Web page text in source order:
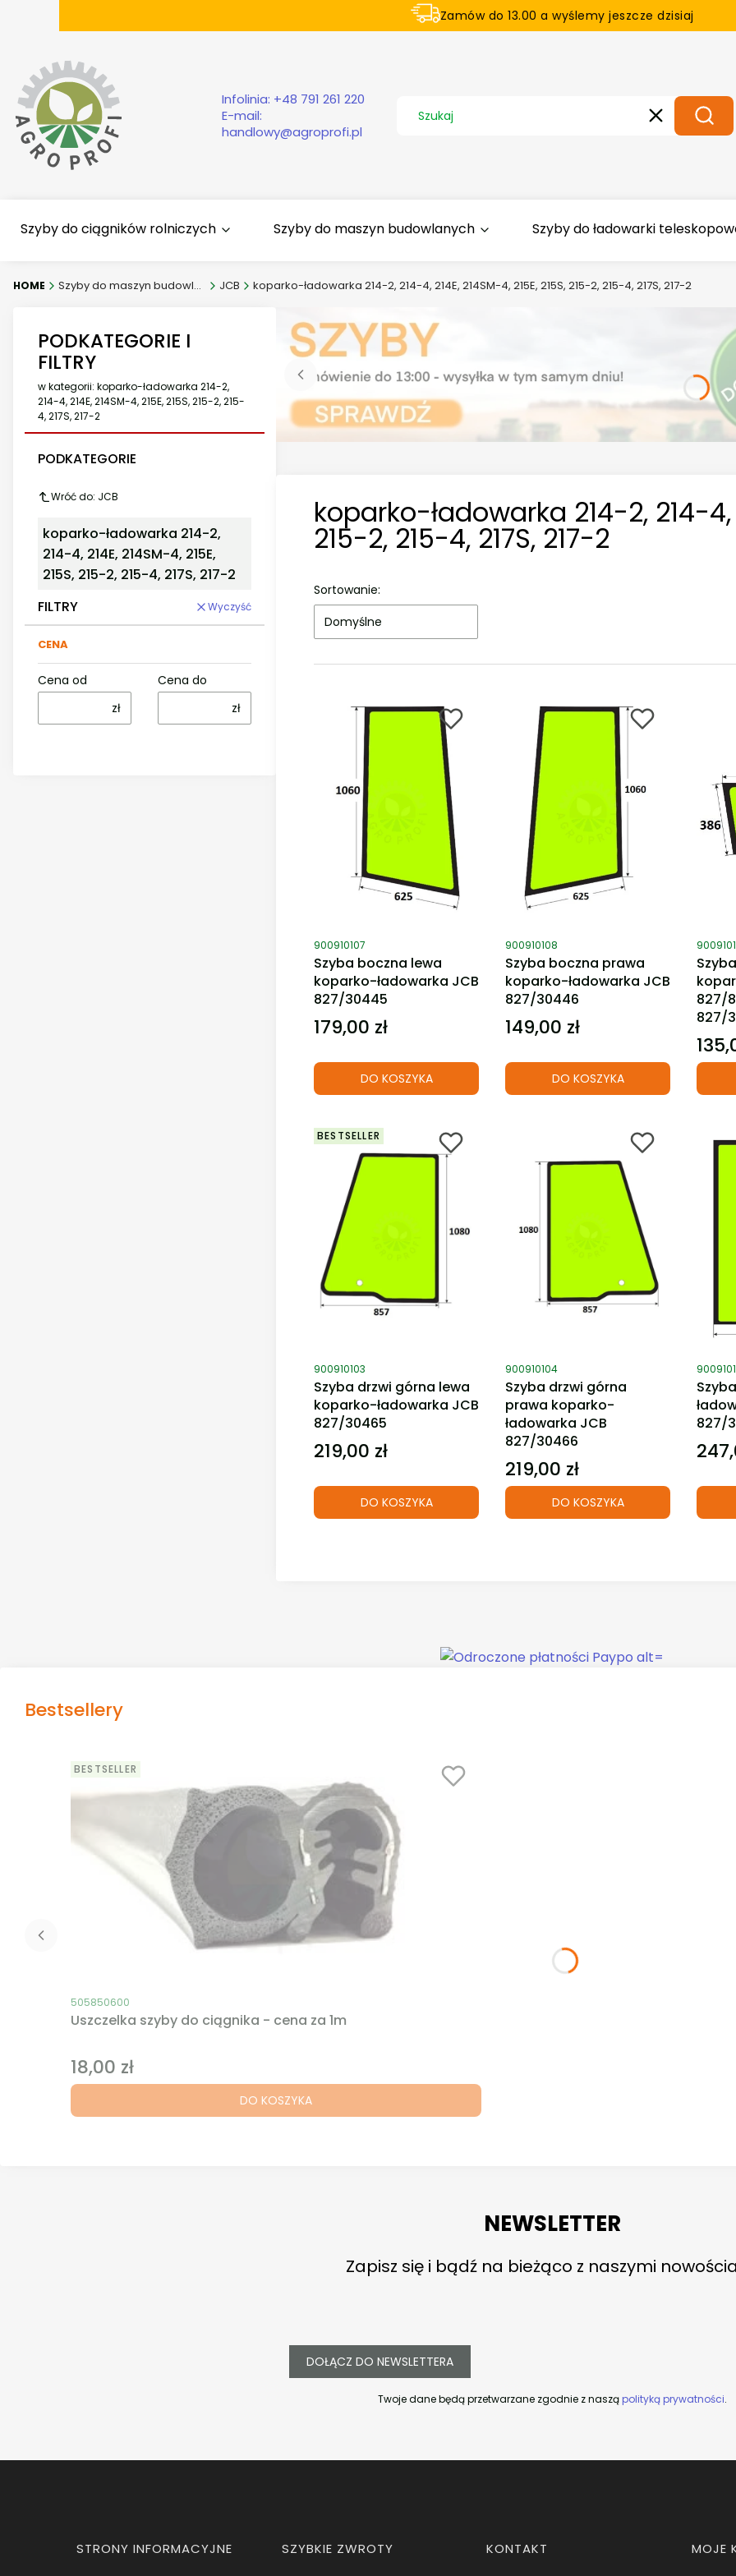
Zamów do 13.00 a wyślemy jeszcze dzisiaj
Infolinia: +48 791 261 220
E-mail:
handlowy@agroprofi.pl
WyczyśćSzukaj
Szyby do ciągników rolniczych Szyby do maszyn budowlanych Szyby do ładowarki
Szyby do maszyn budowlanych JCB koparko-ładowarka 214-2, 214-4, 214E, 214SM-4, 215E, 215S, 215-2, 215-4, 217S, 217-2
PODKATEGORIE I
FILTRY
w kategorii: koparko-ładowarka 214-2,
214-4, 214E, 214SM-4, 215E, 215S, 215-2, 215-
4, 217S, 217-2
PODKATEGORIE
Wróć do: JCB
koparko-ładowarka 214-2,
214-4, 214E, 214SM-4, 215E,
215S, 215-2, 215-4, 217S, 217-2
FILTRY
Wyczyść
CENA
Cena od
zł
Cena do
zł
koparko-ładowarka 214-2, 214-4,
215-2, 215-4, 217S, 217-2
Sortowanie:
Domyślne
Kod produktu
900910107
Szyba boczna lewa
koparko-ładowarka JCB
827/30445
Cena
179,00 zł
DO KOSZYKA
Kod produktu
900910108
Szyba boczna prawa
koparko-ładowarka JCB
827/30446
Cena
149,00 zł
DO KOSZYKA
Kod
827/
827/
Cena
BESTSELLER
Kod produktu
900910103
Szyba drzwi górna lewa
koparko-ładowarka JCB
827/30465
Cena
219,00 zł
DO KOSZYKA
Kod produktu
900910104
Szyba drzwi górna
prawa koparko-
ładowarka JCB
827/30466
Cena
219,00 zł
DO KOSZYKA
Kod
827/
Cena
Bestsellery
BESTSELLER
Kod produktu
505850600
Uszczelka szyby do ciągnika - cena za 1m
Cena
18,00 zł
DO KOSZYKA
NEWSLETTER
Zapisz się i bądź na bieżąco z naszymi
DOŁĄCZ DO NEWSLETTERA
Twoje dane będą przetwarzane zgodnie z nasząpolityką prywatności.
Linki w stopce
STRONY INFORMACYJNE SZYBKIE ZWROTY KONTAKT MOJE